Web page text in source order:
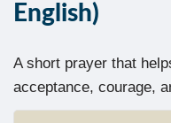
English)
A short prayer that
acceptance, courage,